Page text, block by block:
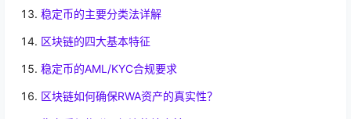
稳定币的主要分类法详解
区块链的四大基本特征
稳定币的AML/KYC合规要求
区块链如何确保RWA资产的真实性？